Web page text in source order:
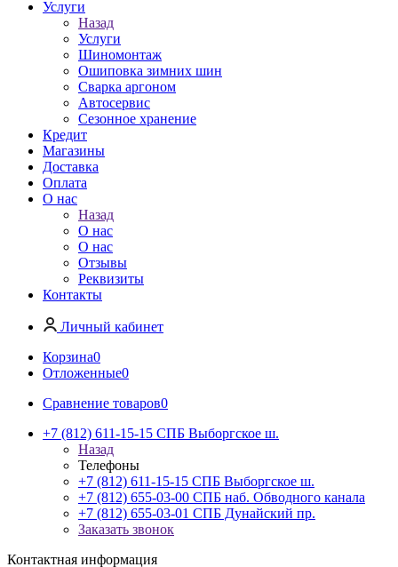
Услуги
Назад
Услуги
Шиномонтаж
Ошиповка зимних шин
Сварка аргоном
Автосервис
Сезонное хранение
Кредит
Магазины
Доставка
Оплата
О нас
Назад
О нас
О нас
Отзывы
Реквизиты
Контакты
Личный кабинет
Корзина0
Отложенные0
Сравнение товаров0
+7 (812) 611-15-15 СПБ Выборгское ш.
Назад
Телефоны
+7 (812) 611-15-15 СПБ Выборгское ш.
+7 (812) 655-03-00 СПБ наб. Обводного канала
+7 (812) 655-03-01 СПБ Дунайский пр.
Заказать звонок
Контактная информация